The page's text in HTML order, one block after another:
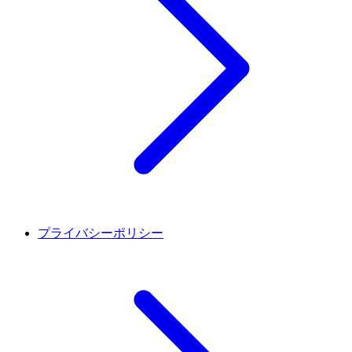
プライバシーポリシー